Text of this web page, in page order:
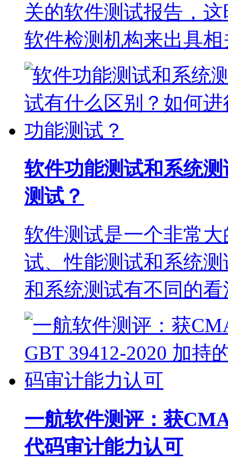
关的软件测试报告，
软件检测机构来出具
软件功能测试和系统
测试？
软件测试是一个非常
试、性能测试和系统
和系统测试有不同的看
一航软件测评：获
代码审计能力认可